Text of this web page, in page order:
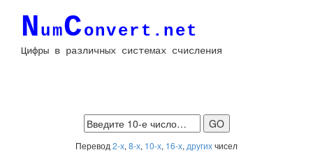
NumConvert.net
Цифры в различных системах счисления
Перевод 2-х, 8-х, 10-х, 16-х, другихчисел